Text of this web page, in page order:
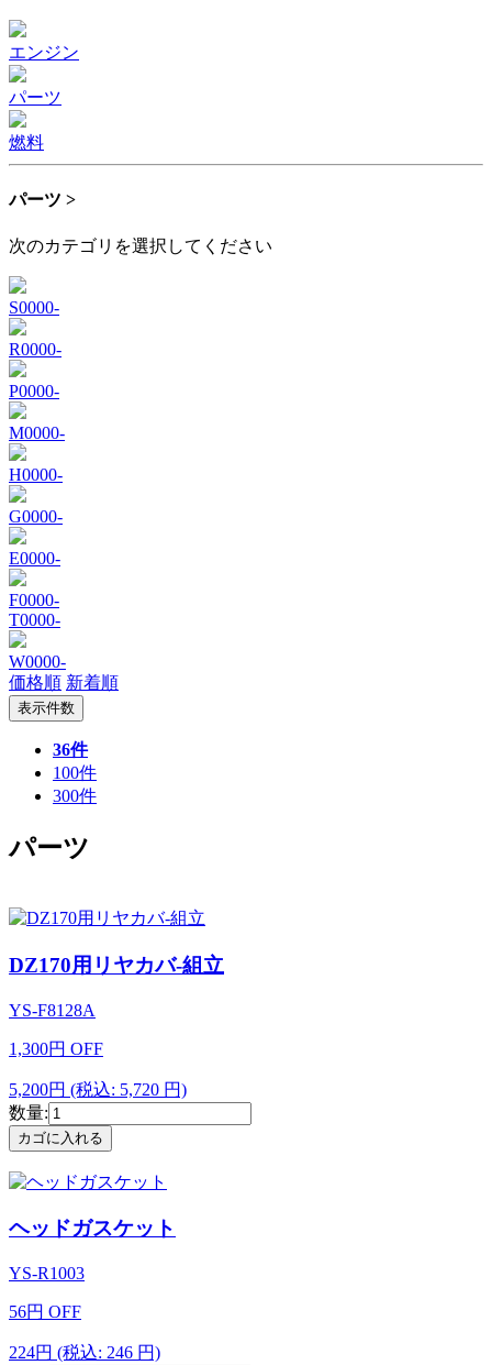
エンジン
パーツ
燃料
パーツ >
次のカテゴリを選択してください
S0000-
R0000-
P0000-
M0000-
H0000-
G0000-
E0000-
F0000-
T0000-
W0000-
価格順 新着順
表示件数
36件
100件
300件
パーツ
DZ170用リヤカバ-組立
YS-F8128A
1,300円 OFF
5,200円 (税込: 5,720 円)
数量:
ヘッドガスケット
YS-R1003
56円 OFF
224円 (税込: 246 円)